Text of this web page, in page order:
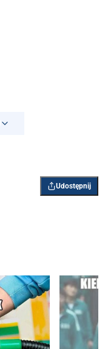
Udostępnij